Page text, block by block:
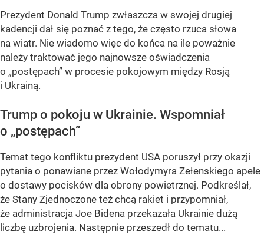
Prezydent Donald Trump zwłaszcza w swojej drugiej
kadencji dał się poznać z tego, że często rzuca słowa
na wiatr. Nie wiadomo więc do końca na ile poważnie
należy traktować jego najnowsze oświadczenia
o „postępach” w procesie pokojowym między Rosją
i Ukrainą.
Trump o pokoju w Ukrainie. Wspomniał
o „postępach”
Temat tego konfliktu prezydent USA poruszył przy okazji
pytania o ponawiane przez Wołodymyra Zełenskiego apele
o dostawy pocisków dla obrony powietrznej. Podkreślał,
że Stany Zjednoczone też chcą rakiet i przypomniał,
że administracja Joe Bidena przekazała Ukrainie dużą
liczbę uzbrojenia. Następnie przeszedł do tematu...